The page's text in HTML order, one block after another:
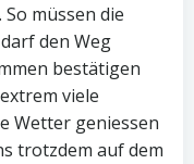
müssen die
den Weg
bestätigen
viele
Wetter geniessen
trotzdem auf dem